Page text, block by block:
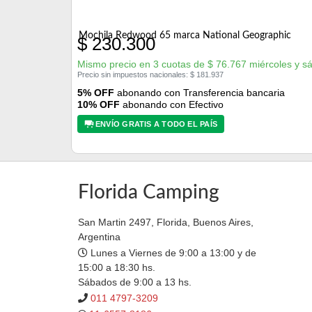
Mochila Redwood 65 marca National Geographic
$230.300
Mismo precio en 3 cuotas de $ 76.767 miércoles y
Precio sin impuestos nacionales: $ 181.937
5% OFF abonando con Transferencia bancaria
10% OFF abonando con Efectivo
ENVÍO GRATIS A TODO EL PAÍS
Florida Camping
San Martin 2497, Florida, Buenos Aires,
Argentina
Lunes a Viernes de 9:00 a 13:00 y de
15:00 a 18:30 hs.
Sábados de 9:00 a 13 hs.
011 4797-3209